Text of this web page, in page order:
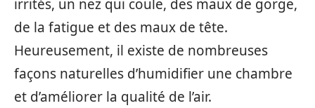
irrités, un nez qui coule, des maux de gorge,
de la fatigue et des maux de tête.
Heureusement, il existe de nombreuses
façons naturelles d’humidifier une chambre
et d’améliorer la qualité de l’air.